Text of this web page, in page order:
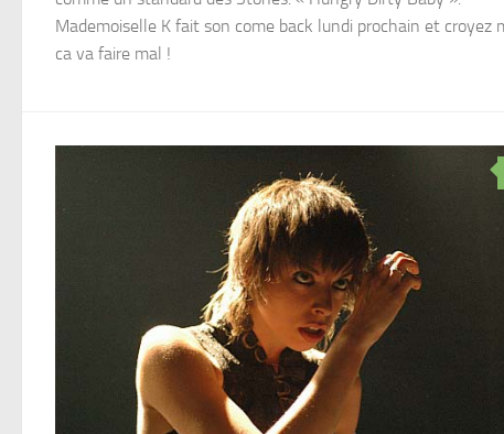
Mademoiselle K fait son come back lundi prochain et croyez
ca va faire mal !